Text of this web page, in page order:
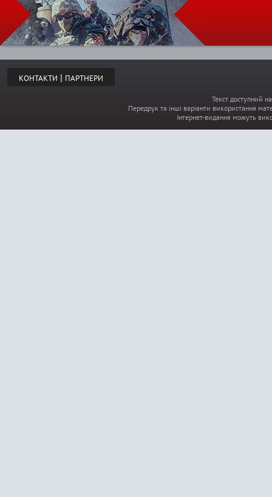
р
і
КОНТАКТИ | ПАРТНЕРИ
Текст доступний
Передрук та інші варіанти використання
Інтернет-видання можуть